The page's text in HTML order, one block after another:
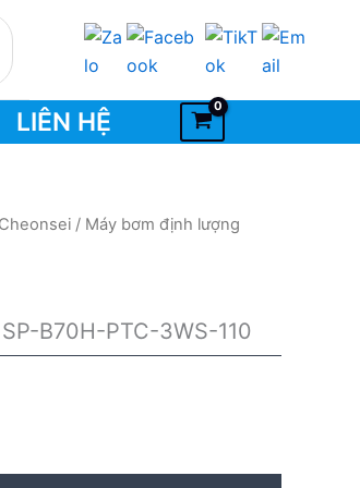
LIÊN HỆ
/ Máy bơm định lượng
B70H-PTC-3WS-110